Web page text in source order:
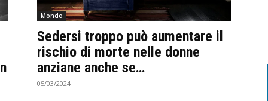
Mondo
Sedersi troppo può aumentare il
rischio di morte nelle donne
anziane anche se…
05/03/2024